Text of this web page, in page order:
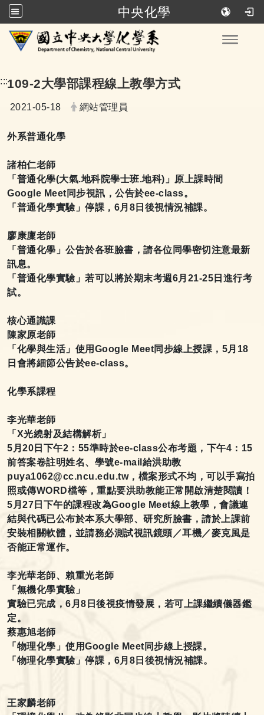
中央化學
跳到主要內容
:::109-2大學部課程線上教學方式
日期：
2021-05-18 發布者：
網站管理員
外系普通化學
諸柏仁老師
「普通化學(大氣.地科院學士班.地科)」原上課時間
Google Meet同步視訊，公告於ee-class。
「普通化學實驗」停課，6月8日後視情況補課。
廖康廩老師
「普通化學」公告於各班臉書，請各位同學密切注意最新
訊息。
「普通化學實驗」若可以將於期末考週6月21-25日進行考
試。
核心通識課
陳家原老師
「化學與生活」使用Google Meet同步線上授課，5月18
日會將細節公告於ee-class。
化學系課程
李光華老師
「X光繞射及結構解析」
5 月20 日下午2：55準時於ee-class公布考題，下午4：15
前答案卷註明姓名、學號e-mail給洪助教
puya1062@cc.ncu.edu.tw，檔案形式不均，可以手寫拍
照或傳WORD檔等，重點要洪助教能正常開啟清楚閱讀！
5 月27 日下午的課程改為Google Meet線上教學，會議連
結與代碼已公布於本系大學部、研究所臉書，請於上課前
安裝相關軟體，並請務必測試視訊鏡頭／耳機／麥克風是
否能正常運作。
李光華老師、賴重光老師
「無機化學實驗」
實驗已完成，6 月8日後視疫情發展，若可上課繼續儀器鑑
定。
蔡惠旭老師
「物理化學」使用Google Meet 同步線上授課。
「物理化學實驗」停課，6月8日後視情況補課。
王家麟老師